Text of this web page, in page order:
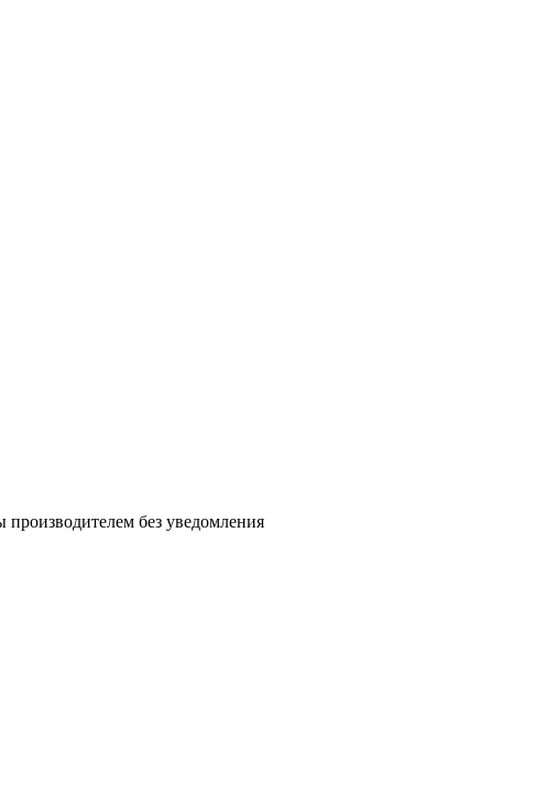
производителем без уведомления